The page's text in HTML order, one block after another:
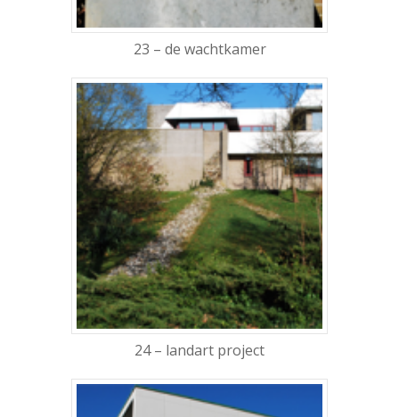
23 – de wachtkamer
24 – landart project